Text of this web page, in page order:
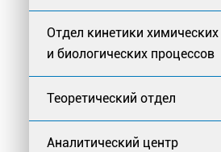
Отдел кинетики химических
и биологических процессов
Теоретический отдел
Аналитический центр